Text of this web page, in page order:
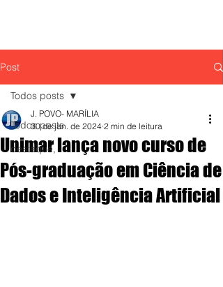
Post
Todos posts
destaque,
Todos posts
Unimar lança novo curso de
Pós-graduação em Ciência de
Dados e Inteligência Artificial
J. POVO- MARÍLIA
30 de jan. de 2024 2 min de leitura